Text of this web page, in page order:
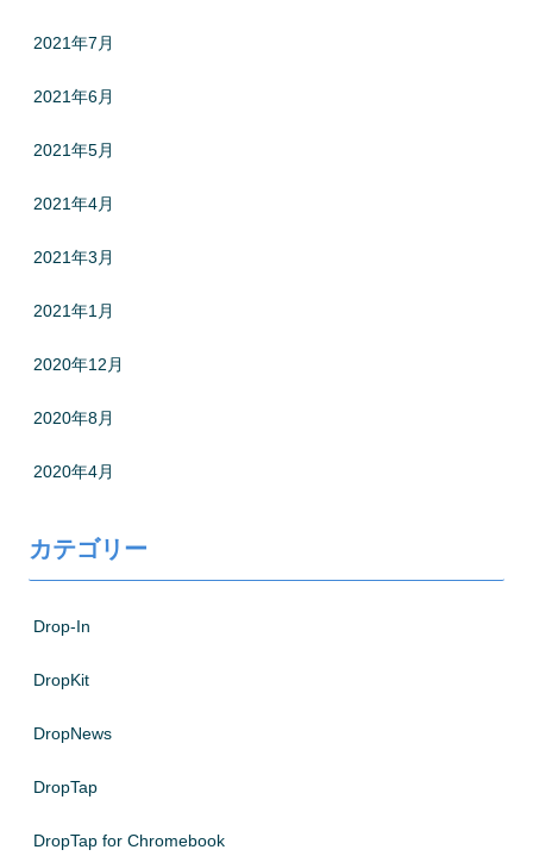
2021年7月
2021年6月
2021年5月
2021年4月
2021年3月
2021年1月
2020年12月
2020年8月
2020年4月
カテゴリー
Drop-In
DropKit
DropNews
DropTap
DropTap for Chromebook